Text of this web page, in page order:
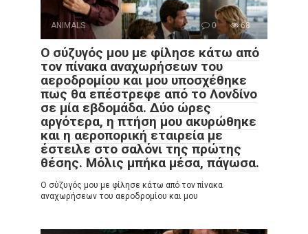
ANIMALS 0 68
Ο σύζυγός μου με φίλησε κάτω από
τον πίνακα αναχωρήσεων του
αεροδρομίου και μου υποσχέθηκε
πως θα επέστρεφε από το Λονδίνο
σε μία εβδομάδα. Δύο ώρες
αργότερα, η πτήση μου ακυρώθηκε
και η αεροπορική εταιρεία με
έστειλε στο σαλόνι της πρώτης
θέσης. Μόλις μπήκα μέσα, πάγωσα.
Ο σύζυγός μου με φίλησε κάτω από τον πίνακα
αναχωρήσεων του αεροδρομίου και μου